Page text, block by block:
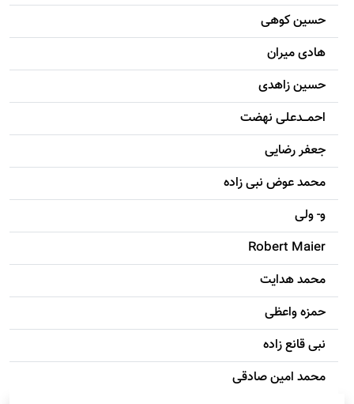
حسين کوهی
هادی ميران
حسين زاهدی
احمـــدعلی نهضت
جعفر رضایی
محمد عوض نبی زاده
و- ولی
Robert Maier
محمد هدایت
حمزه واعظی
نبی قانع زاده
محمد امين صادقی